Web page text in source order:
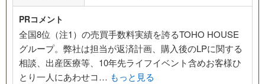
PRコメント
全国8位（注1）の売買手数料実績を誇るTOHO HOUSE
グループ。弊社は担当が返済計画、購入後のLPに関する
相談、出産医療等、10年先ライフイベント含めお客様ひ
とり一人にあわせコ… もっと見る